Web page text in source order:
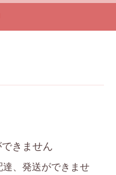
きません
、発送ができませ